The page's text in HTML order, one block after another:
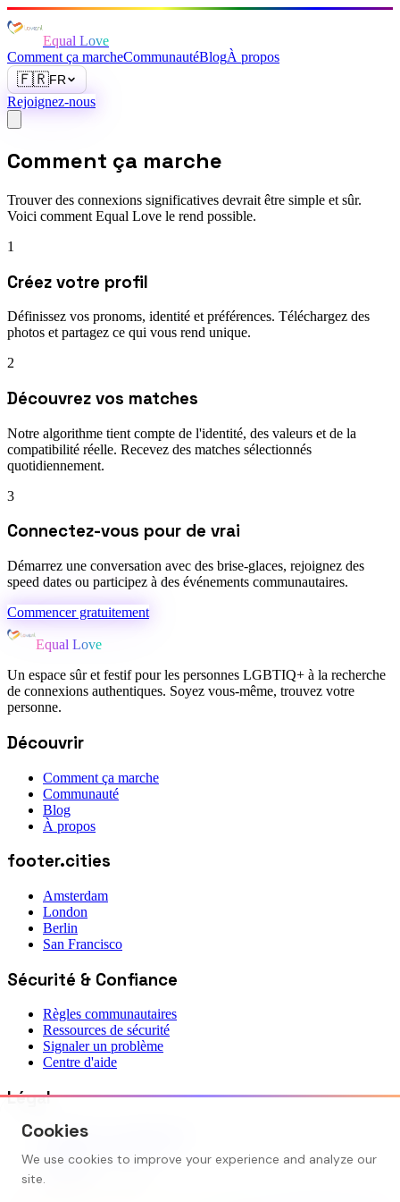
Equal Love
Comment ça marcheCommunautéBlogÀ propos
🇫🇷FR
Rejoignez-nous
Comment ça marche
Trouver des connexions significatives devrait être simple et sûr.
Voici comment Equal Love le rend possible.
1
Créez votre profil
Définissez vos pronoms, identité et préférences. Téléchargez des
photos et partagez ce qui vous rend unique.
2
Découvrez vos matches
Notre algorithme tient compte de l'identité, des valeurs et de la
compatibilité réelle. Recevez des matches sélectionnés
quotidiennement.
3
Connectez-vous pour de vrai
Démarrez une conversation avec des brise-glaces, rejoignez des
speed dates ou participez à des événements communautaires.
Commencer gratuitement
Equal Love
Un espace sûr et festif pour les personnes LGBTIQ+ à la recherche
de connexions authentiques. Soyez vous-même, trouvez votre
personne.
Découvrir
Comment ça marche
Communauté
Blog
À propos
footer.cities
Amsterdam
London
Berlin
San Francisco
Sécurité & Confiance
Règles communautaires
Ressources de sécurité
Signaler un problème
Centre d'aide
Légal
Politique de confidentialité
Contact
Paramètres cookies
Cookies
We use cookies to improve your experience and analyze our
site.